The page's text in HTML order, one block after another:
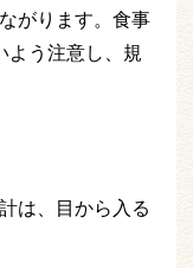
がります。食事
よう注意し、規
は、目から入る